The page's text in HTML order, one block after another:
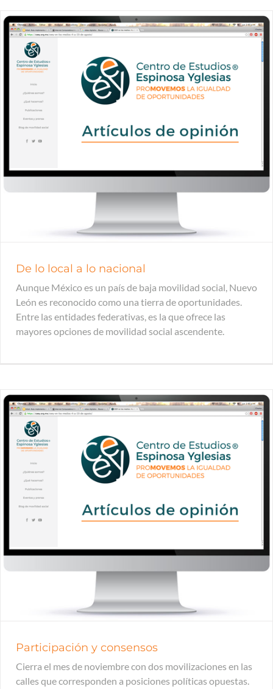
De lo local a lo nacional
Aunque México es un país de baja movilidad social, Nuevo
León es reconocido como una tierra de oportunidades.
Entre las entidades federativas, es la que ofrece las
mayores opciones de movilidad social ascendente.
Participación y consensos
Cierra el mes de noviembre con dos movilizaciones en las
calles que corresponden a posiciones políticas opuestas.